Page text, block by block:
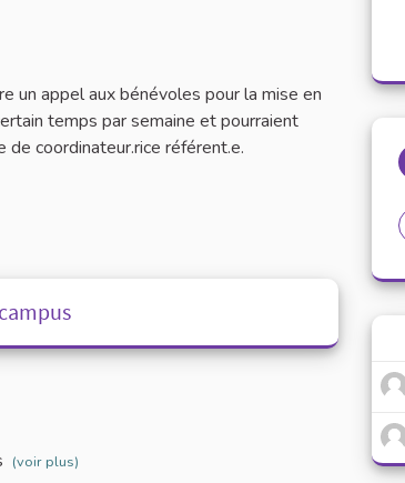
un appel aux bénévoles pour la mise en
temps par semaine et pourraient
de coordinateur.rice référent.e.
(voir plus)